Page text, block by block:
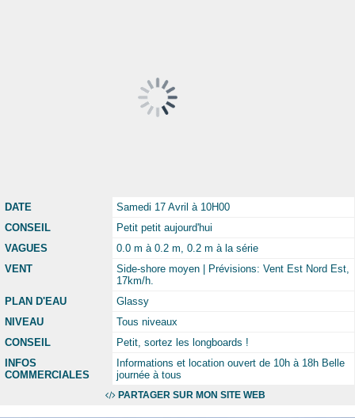
DATE
Samedi 17 Avril à 10H00
CONSEIL
Petit petit aujourd'hui
VAGUES
0.0 m à 0.2 m, 0.2 m à la série
VENT
Side-shore moyen | Prévisions: Vent Est Nord Est,
17km/h.
PLAN D'EAU
Glassy
NIVEAU
Tous niveaux
CONSEIL
Petit, sortez les longboards !
INFOS
COMMERCIALES
Informations et location ouvert de 10h à 18h Belle
journée à tous
PARTAGER SUR MON SITE WEB